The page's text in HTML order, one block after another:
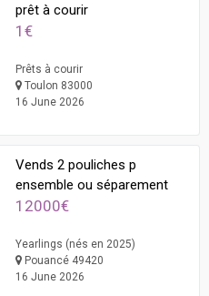
prêt à courir
1€
Prêts à courir
Toulon 83000
16 June 2026
Vends 2 pouliches p
ensemble ou séparement
12000€
Yearlings (nés en 2025)
Pouancé 49420
16 June 2026